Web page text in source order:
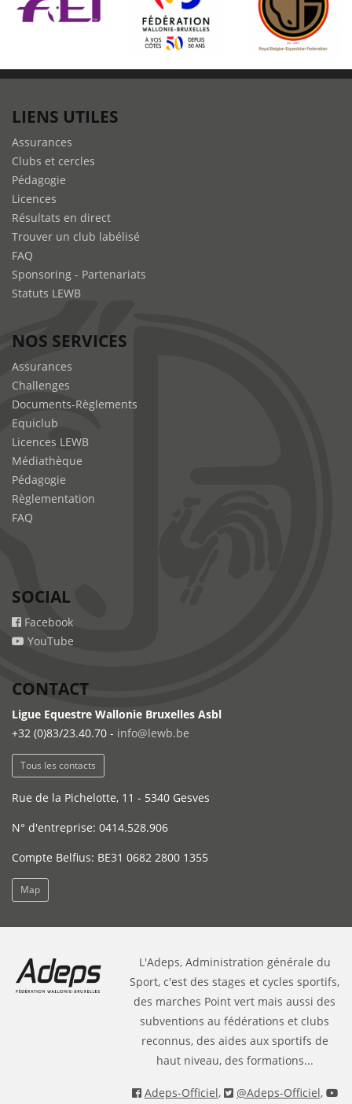
LIENS UTILES
Assurances
Clubs et cercles
Pédagogie
Licences
Résultats en direct
Trouver un club labélisé
FAQ
Sponsoring - Partenariats
Statuts LEWB
NOS SERVICES
Assurances
Challenges
Documents-Règlements
Equiclub
Licences LEWB
Médiathèque
Pédagogie
Règlementation
FAQ
SOCIAL
Facebook
YouTube
CONTACT
Ligue Equestre Wallonie Bruxelles Asbl
+32 (0)83/23.40.70 - info@lewb.be
Tous les contacts
Rue de la Pichelotte, 11 - 5340 Gesves
N° d'entreprise: 0414.528.906
Compte Belfius: BE31 0682 2800 1355
Map
L'Adeps, Administration générale du
Sport, c'est des stages et cycles sportifs,
des marches Point vert mais aussi des
subventions au fédérations et clubs
reconnus, des aides aux sportifs de
haut niveau, des formations...
Adeps-Officiel, @Adeps-Officiel,